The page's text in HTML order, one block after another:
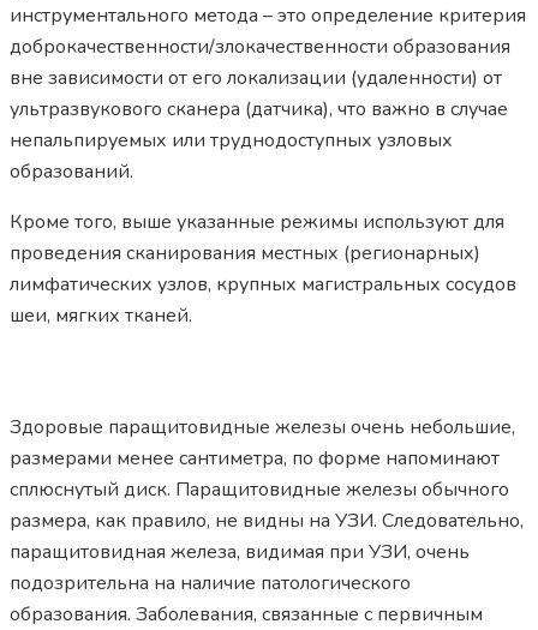
инструментального метода – это определение критерия
доброкачественности/злокачественности образования
вне зависимости от его локализации (удаленности) от
ультразвукового сканера (датчика), что важно в случае
непальпируемых или труднодоступных узловых
образований.
Кроме того, выше указанные режимы используют для
проведения сканирования местных (регионарных)
лимфатических узлов, крупных магистральных сосудов
шеи, мягких тканей.
Здоровые паращитовидные железы очень небольшие,
размерами менее сантиметра, по форме напоминают
сплюснутый диск. Паращитовидные железы обычного
размера, как правило, не видны на УЗИ. Следовательно,
паращитовидная железа, видимая при УЗИ, очень
подозрительна на наличие патологического
образования. Заболевания, связанные с первичным